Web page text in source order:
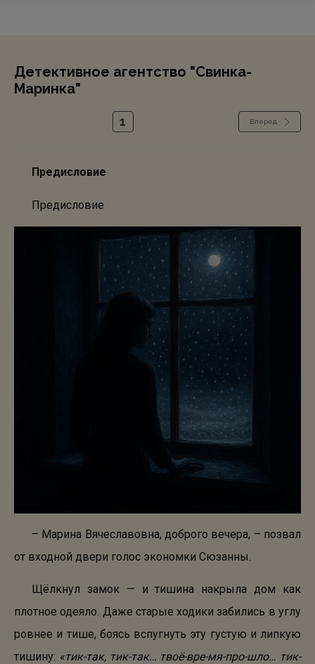
Детективное агентство "Свинка-
Маринка"
1 Вперед
Предисловие
Предисловие
– Марина Вячеславовна, доброго вечера, – позвал
от входной двери голос экономки Сюзанны.
Щёлкнул замок — и тишина накрыла дом как
плотное одеяло. Даже старые ходики забились в углу
ровнее и тише, боясь вспугнуть эту густую и липкую
тишину: «тик-так, тик-так… твоё-вре-мя-про-шло… тик-